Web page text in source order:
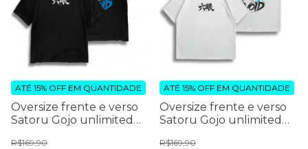
Oversize frente e verso
Satoru Gojo unlimited
R$169,90
ATÉ 15% OFF EM QUANTIDADE
Oversize frente e verso
Satoru Gojo unlimited
R$169,90
ATÉ 15% OFF EM QUANTIDADE